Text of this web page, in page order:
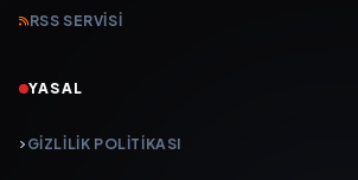
RSS SERVISI
YASAL
GIZLILIK POLITIKASI